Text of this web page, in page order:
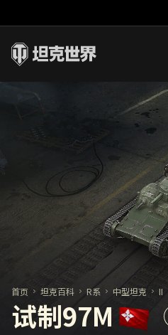
你好，吾久
万圣节
《以战止战》
官方自媒体
首页 坦克百科 R系 中型坦克 II
试制97M